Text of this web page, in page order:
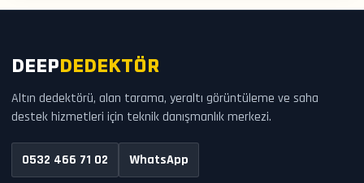
DEEP DEDEKTÖR
Altın dedektörü, alan tarama, yeraltı görüntüleme ve saha
destek hizmetleri için teknik danışmanlık merkezi.
0532 466 71 02 WhatsApp